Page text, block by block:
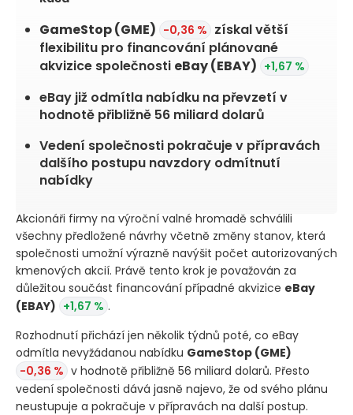
GameStop(GME) -0,36 % získal větší
flexibilitu pro financování plánované
akvizice společnosti eBay(EBAY) +1,67 %
eBay již odmítla nabídku na převzetí v
hodnotě přibližně 56 miliard dolarů
Vedení společnosti pokračuje v přípravách
dalšího postupu navzdory odmítnutí
nabídky
Akcionáři firmy na výroční valné hromadě schválili
všechny předložené návrhy včetně změny stanov, která
společnosti umožní výrazně navýšit počet autorizovaných
kmenových akcií. Právě tento krok je považován za
důležitou součást financování případné akvizice eBay
(EBAY) +1,67 % .
Rozhodnutí přichází jen několik týdnů poté, co eBay
odmítla nevyžádanou nabídku GameStop (GME)
-0,36 % v hodnotě přibližně 56 miliard dolarů. Přesto
vedení společnosti dává jasně najevo, že od svého plánu
neustupuje a pokračuje v přípravách na další postup.